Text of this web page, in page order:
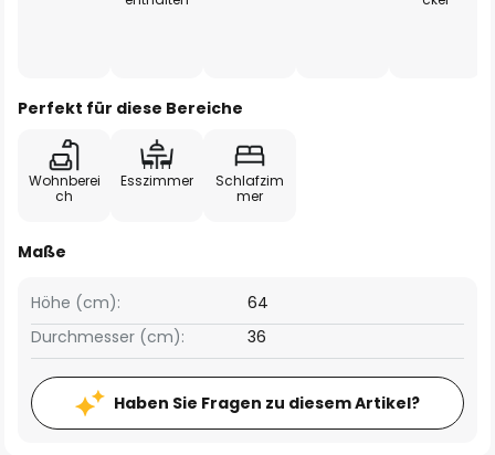
Perfekt für diese Bereiche
Wohnberei
ch
Esszimmer
Schlafzim
mer
Maße
Höhe (cm):
64
Durchmesser (cm):
36
Haben Sie Fragen zu diesem Artikel?